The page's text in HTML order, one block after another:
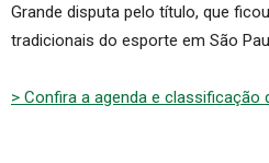
Grande disputa pelo título, que
tradicionais do esporte em São
> Confira a agenda e classificação